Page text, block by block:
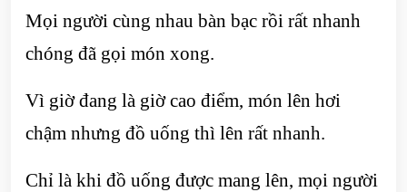
Mọi người cùng nhau bàn bạc rồi rất nhanh
chóng đã gọi món xong.
Vì giờ đang là giờ cao điểm, món lên hơi
chậm nhưng đồ uống thì lên rất nhanh.
Chỉ là khi đồ uống được mang lên, mọi người